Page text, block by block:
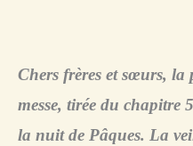
Chers frères et sœurs, la
messe, tirée du chapitre
la nuit de Pâques. La